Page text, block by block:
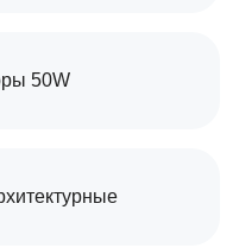
50W